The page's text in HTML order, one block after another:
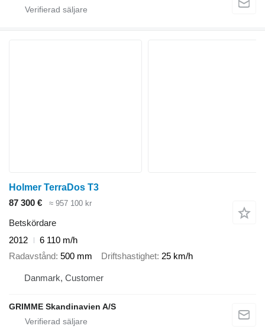
Holmer TerraDos T3
87 300 €
≈ 957 100 kr
Betskördare
2012
6 110 m/h
Radavstånd 500 mm Driftshastighet 25 km/h
Danmark, Customer
GRIMME Skandinavien A/S